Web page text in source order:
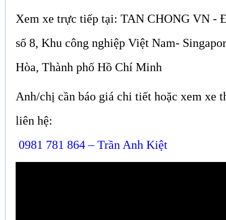
Xem xe trực tiếp tại: TAN CHONG VN -
số 8, Khu công nghiệp Việt Nam-
Hòa, Thành phố Hồ Chí Minh
Anh/chị cần báo giá chi tiết hoặc xem xe
liên hệ:
0981 781 864 – Trần Anh Kiệt